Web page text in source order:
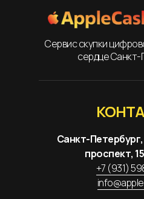
Санкт-
проспект,
+7 (931)
Сервис скупки
сердце